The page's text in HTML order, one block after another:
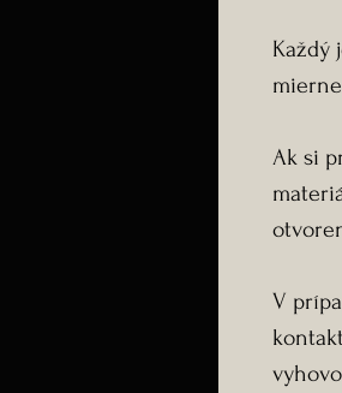
Každý
Ak si
V